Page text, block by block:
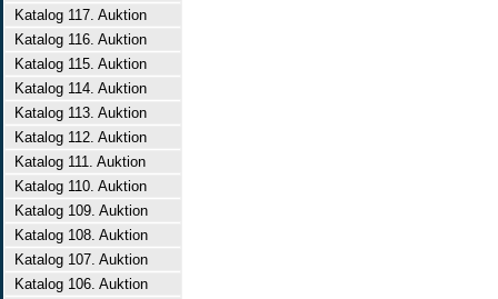
Katalog 117. Auktion
Katalog 116. Auktion
Katalog 115. Auktion
Katalog 114. Auktion
Katalog 113. Auktion
Katalog 112. Auktion
Katalog 111. Auktion
Katalog 110. Auktion
Katalog 109. Auktion
Katalog 108. Auktion
Katalog 107. Auktion
Katalog 106. Auktion